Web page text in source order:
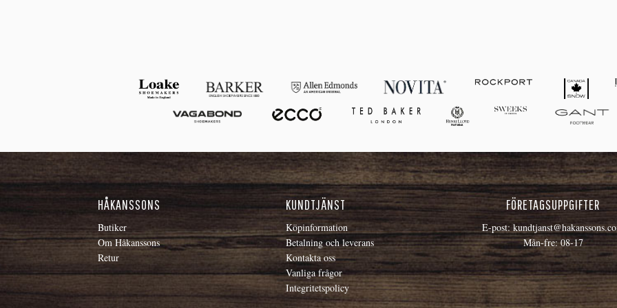
HÅKANSSONS
Butiker
Om Håkanssons
Retur
KUNDTJÄNST
Köpinformation
Betalning och leverans
Kontakta oss
Vanliga frågor
Integritetspolicy
FÖRETAGSUPPGIFTER
E-post:
Mån-fre: 08-17